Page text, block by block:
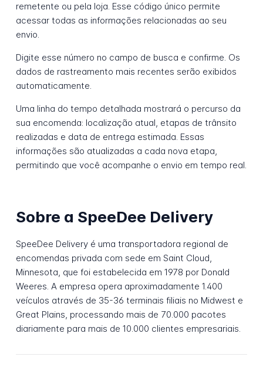
remetente ou pela loja. Esse código único permite
acessar todas as informações relacionadas ao seu
envio.
Digite esse número no campo de busca e confirme. Os
dados de rastreamento mais recentes serão exibidos
automaticamente.
Uma linha do tempo detalhada mostrará o percurso da
sua encomenda: localização atual, etapas de trânsito
realizadas e data de entrega estimada. Essas
informações são atualizadas a cada nova etapa,
permitindo que você acompanhe o envio em tempo real.
Sobre a SpeeDee Delivery
SpeeDee Delivery é uma transportadora regional de
encomendas privada com sede em Saint Cloud,
Minnesota, que foi estabelecida em 1978 por Donald
Weeres. A empresa opera aproximadamente 1.400
veículos através de 35-36 terminais filiais no Midwest e
Great Plains, processando mais de 70.000 pacotes
diariamente para mais de 10.000 clientes empresariais.